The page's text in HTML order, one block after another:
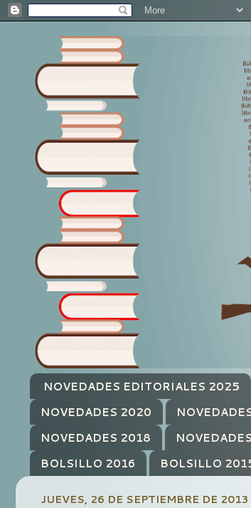
NOVEDADES EDITORIALES 2025
NOVEDADES 2020
NOVEDADES 2018
BOLSILLO 2016
BOLSILLO
JUEVES, 26 DE SEPTIEMBRE DE 2013